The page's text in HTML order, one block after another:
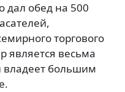
дал обед на 500
торгового
является весьма
большим